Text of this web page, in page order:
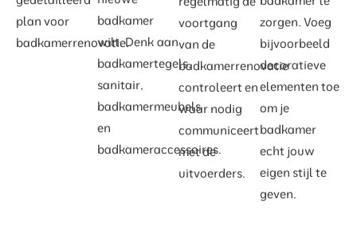
plan voor
badkamerrenovatie.
badkamer
wilt. Denk aan
badkamertegels,
sanitair,
badkamermeubels
en
badkameraccessoires.
voortgang
van de
badkamerrenovatie
controleert en
waar nodig
communiceert
met de
uitvoerders.
zorgen. Voeg
bijvoorbeeld
decoratieve
elementen toe
om je
badkamer
echt jouw
eigen stijl te
geven.